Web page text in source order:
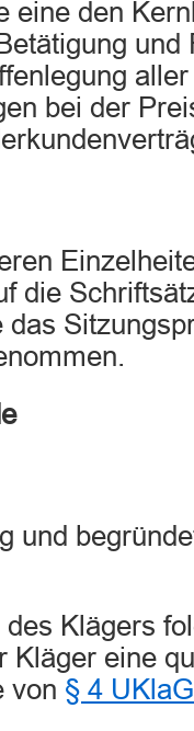
eine den
und
aller
bei der
die
das
und
des Klägers
Kläger eine
von § 4 UKlaG